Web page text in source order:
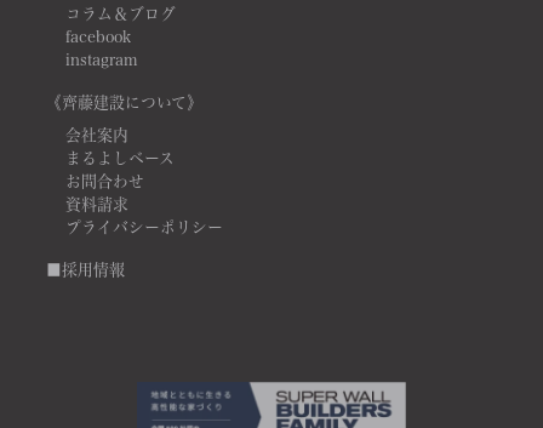
コラム＆ブログ
facebook
instagram
《齊藤建設について》
会社案内
まるよしベース
お問合わせ
資料請求
プライバシーポリシー
■採用情報